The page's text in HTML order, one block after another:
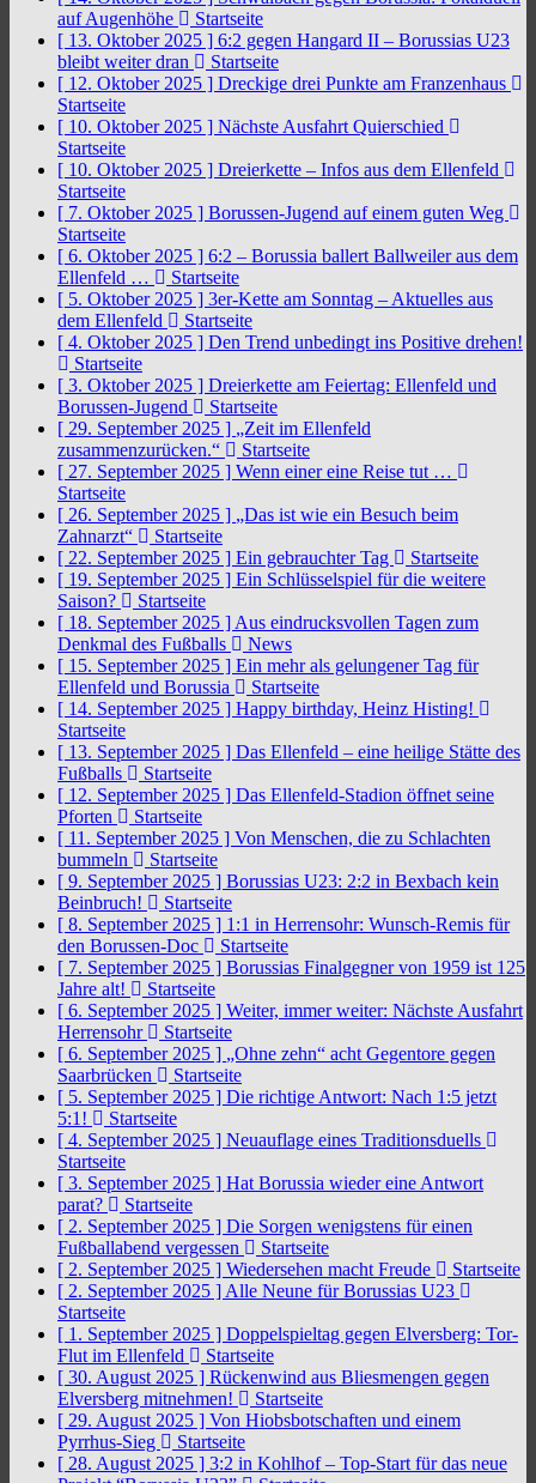
auf Augenhöhe
Startseite
[ 13. Oktober 2025 ] 6:2 gegen Hangard II – Borussias U23
bleibt weiter dran
Startseite
[ 12. Oktober 2025 ] Dreckige drei Punkte am Franzenhaus
Startseite
[ 10. Oktober 2025 ] Nächste Ausfahrt Quierschied
Startseite
[ 10. Oktober 2025 ] Dreierkette – Infos aus dem Ellenfeld
Startseite
[ 7. Oktober 2025 ] Borussen-Jugend auf einem guten Weg
Startseite
[ 6. Oktober 2025 ] 6:2 – Borussia ballert Ballweiler aus dem
Ellenfeld …
Startseite
[ 5. Oktober 2025 ] 3er-Kette am Sonntag – Aktuelles aus
dem Ellenfeld
Startseite
[ 4. Oktober 2025 ] Den Trend unbedingt ins Positive drehen!
Startseite
[ 3. Oktober 2025 ] Dreierkette am Feiertag: Ellenfeld und
Borussen-Jugend
Startseite
[ 29. September 2025 ] „Zeit im Ellenfeld
zusammenzurücken.“
Startseite
[ 27. September 2025 ] Wenn einer eine Reise tut …
Startseite
[ 26. September 2025 ] „Das ist wie ein Besuch beim
Zahnarzt“
Startseite
[ 22. September 2025 ] Ein gebrauchter Tag
Startseite
[ 19. September 2025 ] Ein Schlüsselspiel für die weitere
Saison?
Startseite
[ 18. September 2025 ] Aus eindrucksvollen Tagen zum
Denkmal des Fußballs
News
[ 15. September 2025 ] Ein mehr als gelungener Tag für
Ellenfeld und Borussia
Startseite
[ 14. September 2025 ] Happy birthday, Heinz Histing!
Startseite
[ 13. September 2025 ] Das Ellenfeld – eine heilige Stätte des
Fußballs
Startseite
[ 12. September 2025 ] Das Ellenfeld-Stadion öffnet seine
Pforten
Startseite
[ 11. September 2025 ] Von Menschen, die zu Schlachten
bummeln
Startseite
[ 9. September 2025 ] Borussias U23: 2:2 in Bexbach kein
Beinbruch!
Startseite
[ 8. September 2025 ] 1:1 in Herrensohr: Wunsch-Remis für
den Borussen-Doc
Startseite
[ 7. September 2025 ] Borussias Finalgegner von 1959 ist 125
Jahre alt!
Startseite
[ 6. September 2025 ] Weiter, immer weiter: Nächste Ausfahrt
Herrensohr
Startseite
[ 6. September 2025 ] „Ohne zehn“ acht Gegentore gegen
Saarbrücken
Startseite
[ 5. September 2025 ] Die richtige Antwort: Nach 1:5 jetzt
5:1!
Startseite
[ 4. September 2025 ] Neuauflage eines Traditionsduells
Startseite
[ 3. September 2025 ] Hat Borussia wieder eine Antwort
parat?
Startseite
[ 2. September 2025 ] Die Sorgen wenigstens für einen
Fußballabend vergessen
Startseite
[ 2. September 2025 ] Wiedersehen macht Freude
Startseite
[ 2. September 2025 ] Alle Neune für Borussias U23
Startseite
[ 1. September 2025 ] Doppelspieltag gegen Elversberg: Tor-
Flut im Ellenfeld
Startseite
[ 30. August 2025 ] Rückenwind aus Bliesmengen gegen
Elversberg mitnehmen!
Startseite
[ 29. August 2025 ] Von Hiobsbotschaften und einem
Pyrrhus-Sieg
Startseite
[ 28. August 2025 ] 3:2 in Kohlhof – Top-Start für das neue